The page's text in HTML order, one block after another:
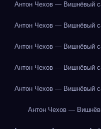
Антон Чехов — Вишнёвый
Антон Чехов — Вишнёвый
Антон Чехов — Вишнёвый
Антон Чехов — Вишнёвый
Антон Чехов — Вишнёвый
Антон Чехов —